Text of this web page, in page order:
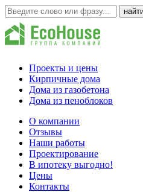
Проекты и цены
Кирпичные дома
Дома из газобетона
Дома из пеноблоков
О компании
Отзывы
Наши работы
Проектирование
В ипотеку выгодно!
Цены
Контакты